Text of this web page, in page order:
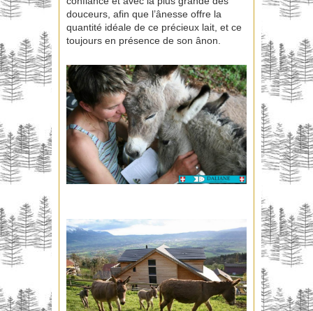
douceurs, afin que l’ânesse offre la
quantité idéale de ce précieux lait, et ce
toujours en présence de son ânon.